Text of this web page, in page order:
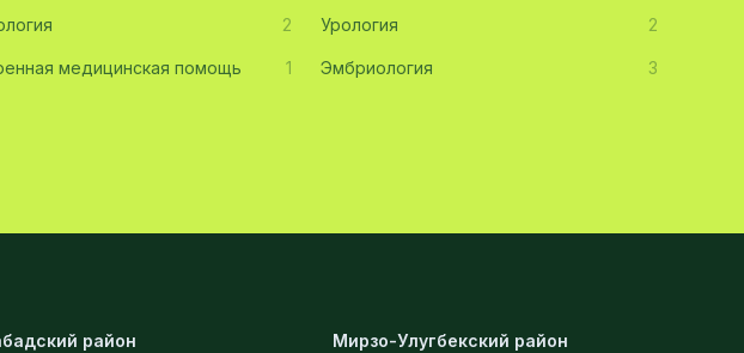
2 Урология 2
медицинская помощь 1 Эмбриология 3
район
Мирзо-Улугбекский район